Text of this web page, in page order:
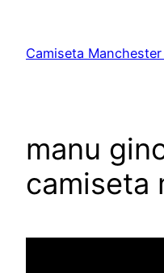
contenido
Camiseta
manu
camiseta